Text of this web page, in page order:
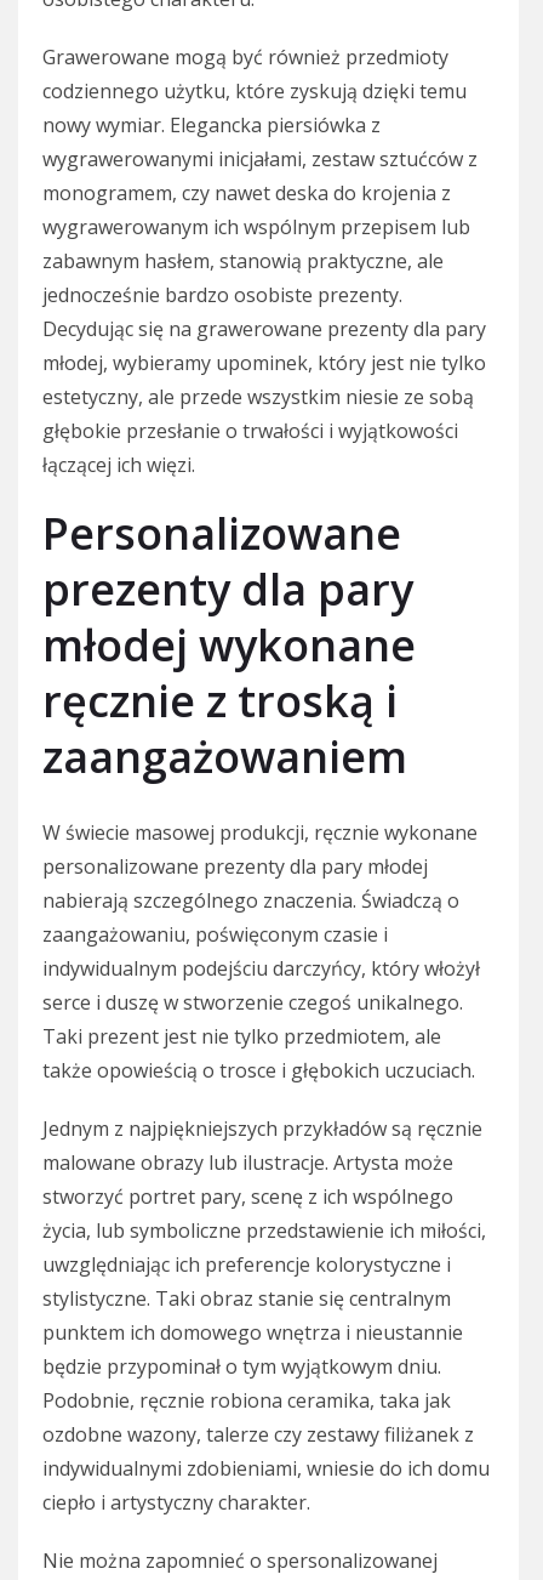
Grawerowane mogą być również przedmioty
codziennego użytku, które zyskują dzięki temu
nowy wymiar. Elegancka piersiówka z
wygrawerowanymi inicjałami, zestaw sztućców z
monogramem, czy nawet deska do krojenia z
wygrawerowanym ich wspólnym przepisem lub
zabawnym hasłem, stanowią praktyczne, ale
jednocześnie bardzo osobiste prezenty.
Decydując się na grawerowane prezenty dla pary
młodej, wybieramy upominek, który jest nie tylko
estetyczny, ale przede wszystkim niesie ze sobą
głębokie przesłanie o trwałości i wyjątkowości
łączącej ich więzi.
Personalizowane
prezenty dla pary
młodej wykonane
ręcznie z troską i
zaangażowaniem
W świecie masowej produkcji, ręcznie wykonane
personalizowane prezenty dla pary młodej
nabierają szczególnego znaczenia. Świadczą o
zaangażowaniu, poświęconym czasie i
indywidualnym podejściu darczyńcy, który włożył
serce i duszę w stworzenie czegoś unikalnego.
Taki prezent jest nie tylko przedmiotem, ale
także opowieścią o trosce i głębokich uczuciach.
Jednym z najpiękniejszych przykładów są ręcznie
malowane obrazy lub ilustracje. Artysta może
stworzyć portret pary, scenę z ich wspólnego
życia, lub symboliczne przedstawienie ich miłości,
uwzględniając ich preferencje kolorystyczne i
stylistyczne. Taki obraz stanie się centralnym
punktem ich domowego wnętrza i nieustannie
będzie przypominał o tym wyjątkowym dniu.
Podobnie, ręcznie robiona ceramika, taka jak
ozdobne wazony, talerze czy zestawy filiżanek z
indywidualnymi zdobieniami, wniesie do ich domu
ciepło i artystyczny charakter.
Nie można zapomnieć o spersonalizowanej